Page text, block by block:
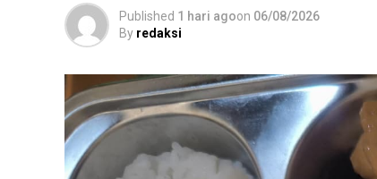
Published 1 hari agoon 06/08/2026
By redaksi